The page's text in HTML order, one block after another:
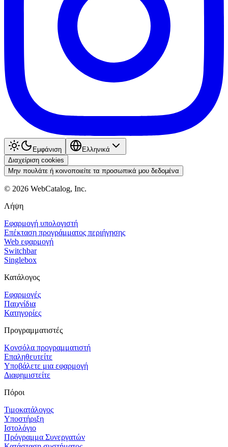
Εμφάνιση
Ελληνικά
Διαχείριση cookies
Μην πουλάτε ή κοινοποιείτε τα προσωπικά μου δεδομένα
© 2026 WebCatalog, Inc.
Λήψη
Εφαρμογή υπολογιστή
Επέκταση προγράμματος περιήγησης
Web εφαρμογή
Switchbar
Singlebox
Κατάλογος
Εφαρμογές
Παιχνίδια
Κατηγορίες
Προγραμματιστές
Κονσόλα προγραμματιστή
Επαληθευτείτε
Υποβάλετε μια εφαρμογή
Διαφημιστείτε
Πόροι
Τιμοκατάλογος
Υποστήριξη
Ιστολόγιο
Πρόγραμμα Συνεργατών